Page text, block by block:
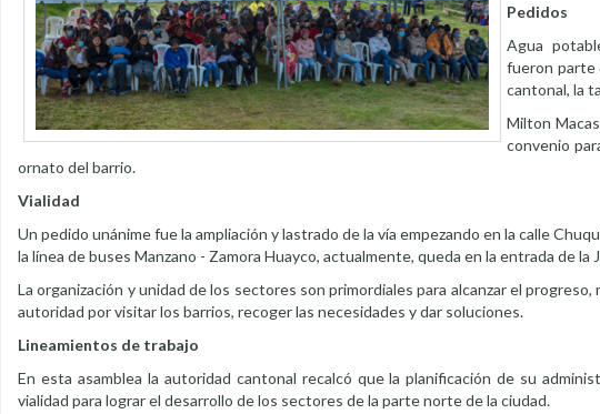
Pedidos
Agua
fueron parte
cantonal, la
Milton
convenio
ornato del barrio.
Vialidad
Un pedido unánime fue la ampliación y lastrado de la vía empezando en la calle
la línea de buses Manzano - Zamora Huayco, actualmente, queda en la entrada de la
La organización y unidad de los sectores son primordiales para alcanzar el
autoridad por visitar los barrios, recoger las necesidades y dar soluciones.
Lineamientos de trabajo
En esta asamblea la autoridad cantonal recalcó que la planificación de su
vialidad para lograr el desarrollo de los sectores de la parte norte de la ciudad.